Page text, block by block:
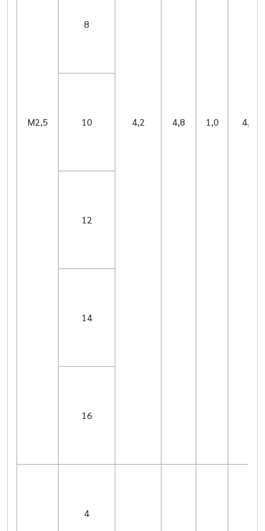
M2,5 4,2 4,8 1,0 4,22
8
10
12
14
16
4